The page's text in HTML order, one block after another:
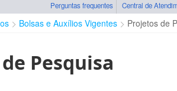
Perguntas frequentes Central de
Bolsas e Auxílios Vigentes Projetos de
Pesquisa